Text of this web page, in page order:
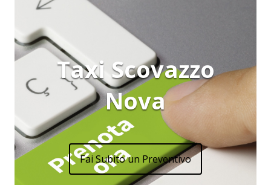
Taxi Scovazzo
Nova
Fai Subito un Preventivo